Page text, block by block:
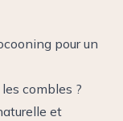
pour un
combles ?
et